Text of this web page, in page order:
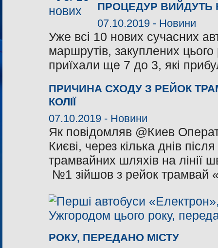
ПРОЦЕДУР
07.10.2019 - Новини
Уже всі 10 нових сучасних
маршрутів, закуплених цього
приїхали ще 7 до 3, які
ПРИЧИНА СХОДУ З РЕЙОК
КОЛІЇ
07.10.2019 - Новини
Як повідомляв @Киев
Києві, через кілька днів
трамвайних шляхів на лінії
№1 зійшов з рейок трамвай
РОКУ, ПЕРЕДАНО МІСТУ